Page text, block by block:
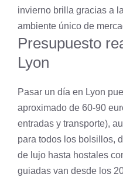
invierno brilla gracias a la
ambiente único de
Presupuesto
Lyon
Pasar un día en Lyon
aproximado de 60-90
entradas y transporte),
para todos los bolsillos,
de lujo hasta hostales
guiadas van desde los